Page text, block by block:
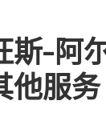
斯-阿
他服务